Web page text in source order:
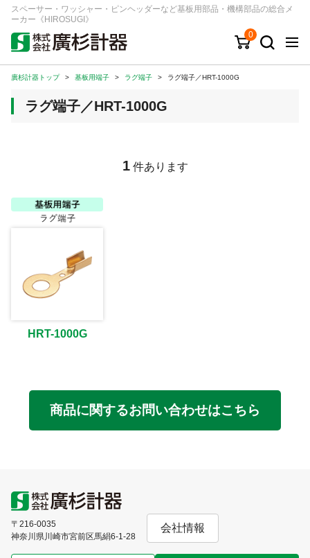
スペーサー・ワッシャー・ピンヘッダーなど基板用部品・機構部品の総合メ
ーカー《HIROSUGI》
0
キーワード 品番/シリーズ
商品カテゴリから探す
ログイン
ご利用ガイド
お問い合わせ窓口
会社情報
廣杉計器トップ > 基板用端子 > ラグ端子 > ラグ端子／HRT-1000G
ラグ端子／HRT-1000G
1 件あります
HRT-1000G
商品に関するお問い合わせはこちら
〒216-0035
神奈川県川崎市宮前区馬絹6-1-28
会社情報